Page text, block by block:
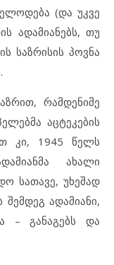
(და უკვე
ადამიანებს, თუ
საზრისის პოვნა
რამდენიმე
აცტეკების
კი, 1945 წელს
ახალი
სათავე, უხეშად
ადამიანი,
– განაგებს და